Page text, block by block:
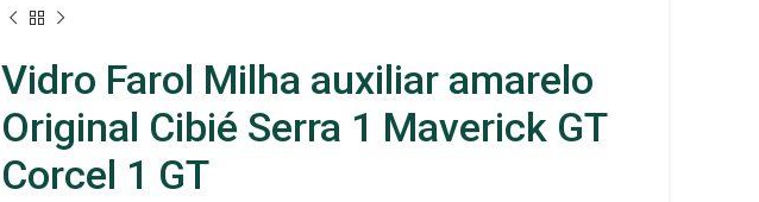
Vidro Farol Milha auxiliar amarelo
Original Cibié Serra 1 Maverick GT
Corcel 1 GT